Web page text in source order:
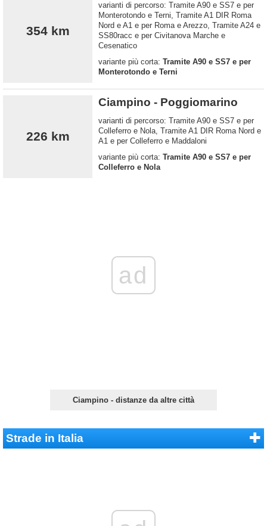
354 km
varianti di percorso: Tramite A90 e SS7 e per
Monterotondo e Terni, Tramite A1 DIR Roma
Nord e A1 e per Roma e Arezzo, Tramite A24 e
SS80racc e per Civitanova Marche e
Cesenatico
variante più corta: Tramite A90 e SS7 e per
Monterotondo e Terni
226 km
Ciampino - Poggiomarino
varianti di percorso: Tramite A90 e SS7 e per
Colleferro e Nola, Tramite A1 DIR Roma Nord e
A1 e per Colleferro e Maddaloni
variante più corta: Tramite A90 e SS7 e per
Colleferro e Nola
ad
Ciampino - distanze da altre città
Strade in Italia